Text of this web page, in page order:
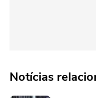
Notícias